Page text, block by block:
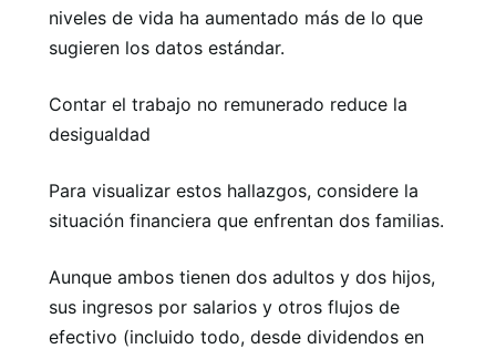
niveles de vida ha aumentado más de lo que
sugieren los datos estándar.
Contar el trabajo no remunerado reduce la
desigualdad
Para visualizar estos hallazgos, considere la
situación financiera que enfrentan dos familias.
Aunque ambos tienen dos adultos y dos hijos,
sus ingresos por salarios y otros flujos de
efectivo (incluido todo, desde dividendos en